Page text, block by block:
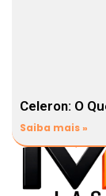
Celeron: O
Saiba mais »